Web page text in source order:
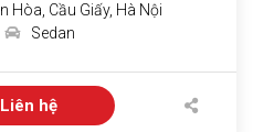
Hòa, Cầu Giấy, Hà Nội
Sedan
Liên hệ